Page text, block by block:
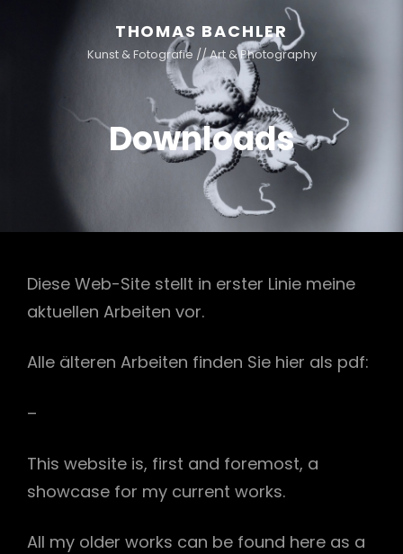
THOMAS BACHLER
Kunst & Fotografie // Art & Photography
Downloads
Diese Web-Site stellt in erster Linie meine
aktuellen Arbeiten vor.
Alle älteren Arbeiten finden Sie hier als pdf:
–
This website is, first and foremost, a
showcase for my current works.
All my older works can be found here as a